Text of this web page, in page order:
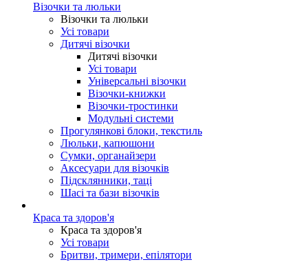
Візочки та люльки
Візочки та люльки
Усі товари
Дитячі візочки
Дитячі візочки
Усі товари
Універсальні візочки
Візочки-книжки
Візочки-тростинки
Модульні системи
Прогулянкові блоки, текстиль
Люльки, капюшони
Сумки, органайзери
Аксесуари для візочків
Підсклянники, таці
Шасі та бази візочків
Краса та здоров'я
Краса та здоров'я
Усі товари
Бритви, тримери, епілятори